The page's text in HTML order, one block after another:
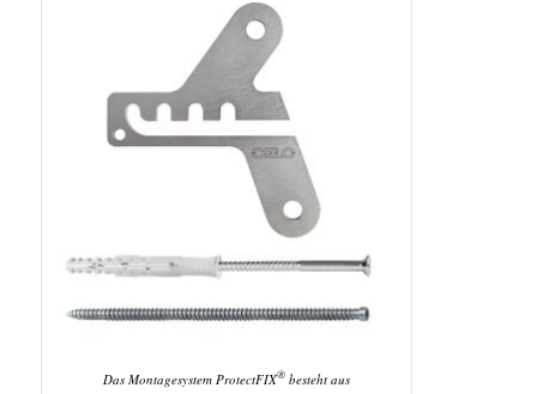
Das Montagesystem ProtectFIX®besteht aus